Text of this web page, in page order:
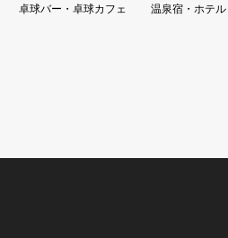
卓球バー・卓球カフェ
温泉宿・ホテル